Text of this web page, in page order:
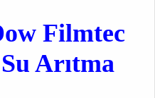
Filmtec
Arıtma